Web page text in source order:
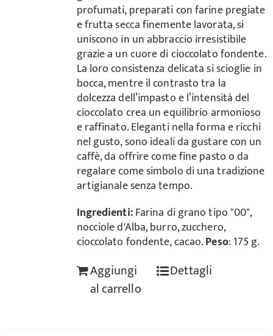
profumati, preparati con farine pregiate
e frutta secca finemente lavorata, si
uniscono in un abbraccio irresistibile
grazie a un cuore di cioccolato fondente.
La loro consistenza delicata si scioglie in
bocca, mentre il contrasto tra la
dolcezza dell’impasto e l’intensità del
cioccolato crea un equilibrio armonioso
e raffinato. Eleganti nella forma e ricchi
nel gusto, sono ideali da gustare con un
caffè, da offrire come fine pasto o da
regalare come simbolo di una tradizione
artigianale senza tempo.
Ingredienti:Farina di grano tipo "00",
nocciole d'Alba, burro, zucchero,
cioccolato fondente, cacao.Peso: 175 g.
Aggiungi
al carrello
Dettagli